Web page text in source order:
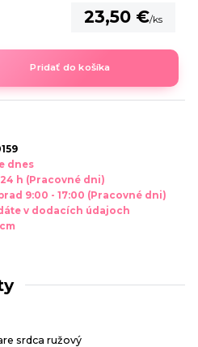
23,50 €/ks
Pridať do košíka
dnes
h (Pracovné dni)
9:00 - 17:00 (Pracovné dni)
v dodacích údajoch
srdca ružový